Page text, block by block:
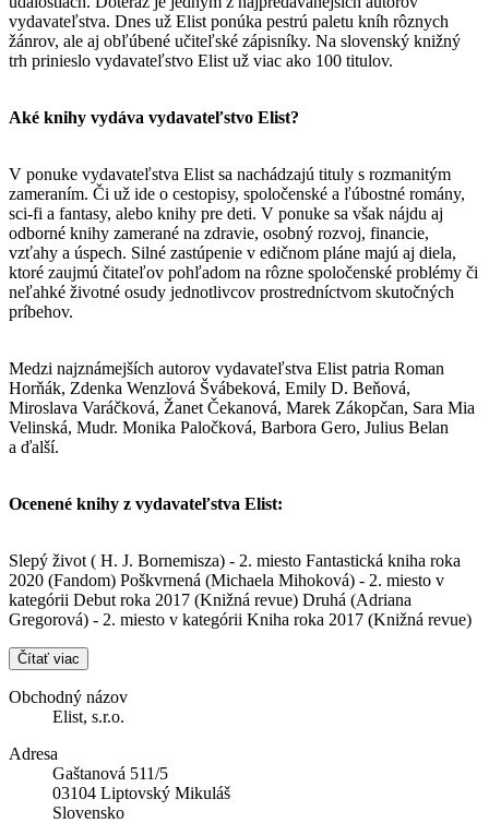
vydavateľstva. Dnes už Elist ponúka pestrú paletu kníh rôznych
žánrov, ale aj obľúbené učiteľské zápisníky. Na slovenský knižný
trh prinieslo vydavateľstvo Elist už viac ako 100 titulov.
Aké knihy vydáva vydavateľstvo Elist?
V ponuke vydavateľstva Elist sa nachádzajú tituly s rozmanitým
zameraním. Či už ide o cestopisy, spoločenské a ľúbostné romány,
sci-fi a fantasy, alebo knihy pre deti. V ponuke sa však nájdu aj
odborné knihy zamerané na zdravie, osobný rozvoj, financie,
vzťahy a úspech. Silné zastúpenie v edičnom pláne majú aj diela,
ktoré zaujmú čitateľov pohľadom na rôzne spoločenské problémy či
neľahké životné osudy jednotlivcov prostredníctvom skutočných
príbehov.
Medzi najznámejších autorov vydavateľstva Elist patria Roman
Horňák, Zdenka Wenzlová Švábeková, Emily D. Beňová,
Miroslava Varáčková, Žanet Čekanová, Marek Zákopčan, Sara Mia
Velinská, Mudr. Monika Paločková, Barbora Gero, Julius Belan
a ďalší.
Ocenené knihy z vydavateľstva Elist:
Slepý život ( H. J. Bornemisza) - 2. miesto Fantastická kniha roka
2020 (Fandom) Poškvrnená (Michaela Mihoková) - 2. miesto v
kategórii Debut roka 2017 (Knižná revue) Druhá (Adriana
Gregorová) - 2. miesto v kategórii Kniha roka 2017 (Knižná revue)
Čítať viac
Obchodný názov
Elist, s.r.o.
Adresa
Gaštanová 511/5
03104 Liptovský Mikuláš
Slovensko